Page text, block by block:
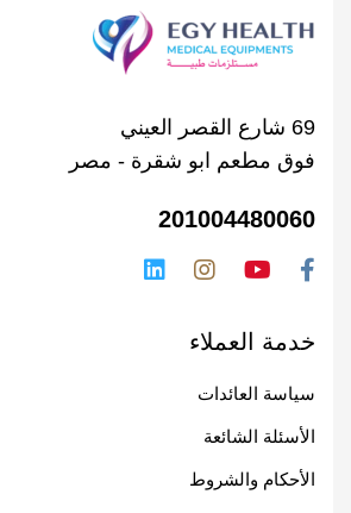
69 شارع القصر العيني
فوق مطعم ابو شقرة - مصر
201004480060
خدمة العملاء
سياسة العائدات
الأسئلة الشائعة
الأحكام والشروط